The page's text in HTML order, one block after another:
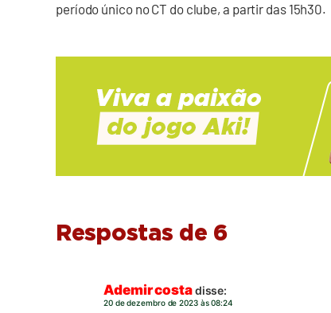
período único no CT do clube, a partir das 15h30.
Respostas de 6
Ademir costadisse:
20 de dezembro de 2023 às 08:24